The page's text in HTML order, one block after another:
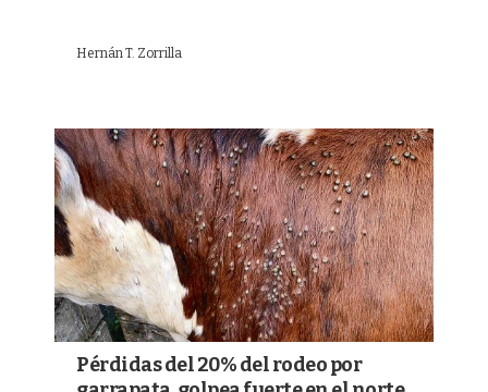
Hernán T. Zorrilla
Pérdidas del 20% del rodeo por